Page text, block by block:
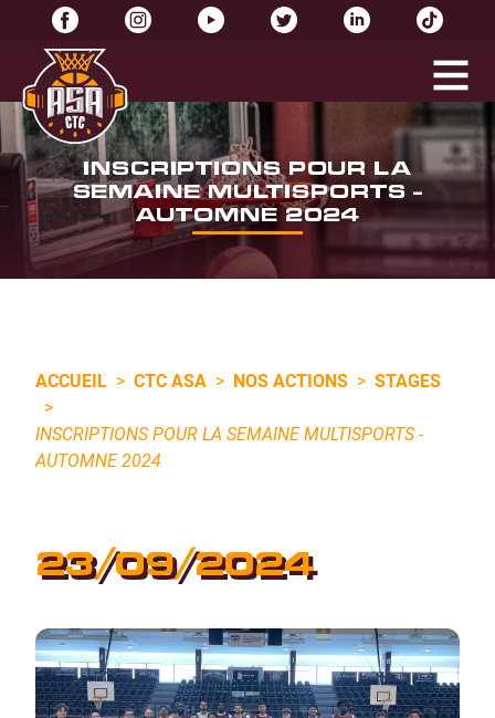
INSCRIPTIONS POUR LA
SEMAINE MULTISPORTS -
AUTOMNE 2024
ACCUEIL > CTC ASA > NOS ACTIONS > STAGES
>
INSCRIPTIONS POUR LA SEMAINE MULTISPORTS -
AUTOMNE 2024
23/09/2024